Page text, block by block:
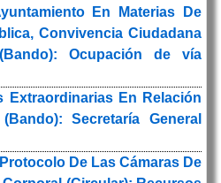
En Materias De
Convivencia Ciudadana
Ocupación de vía
Extraordinarias En Relación
Secretaría General
De Las Cámaras De